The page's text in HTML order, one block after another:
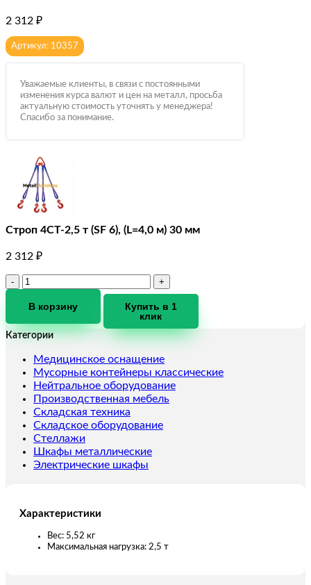
2 312 ₽
Артикул: 10357
Уважаемые клиенты, в связи с постоянными
изменения курса валют и цен на металл, просьба
актуальную стоимость уточнять у менеджера!
Спасибо за понимание.
Строп 4СТ-2,5 т (SF 6), (L=4,0 м) 30 мм
2 312 ₽
Количество
Строп
т
6),
(L=4,0
м)
30
мм
В корзину
Купить в 1
клик
Категории
Медицинское оснащение
Мусорные контейнеры классические
Нейтральное оборудование
Производственная мебель
Складская техника
Складское оборудование
Стеллажи
Шкафы металлические
Электрические шкафы
Характеристики
Вес: 5,52 кг
Максимальная нагрузка: 2,5 т